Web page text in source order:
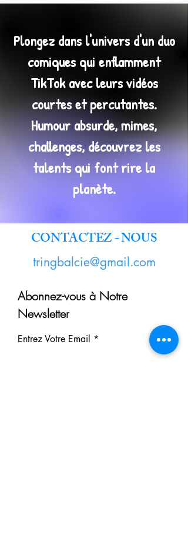
Plongez dans l'univers d'un duo
comiques qui enflamment
TikTok avec leurs vidéos
courtes et percutantes.
Humour absurde, mimes,
challenges, découvrez les
talents qui font rire la
planète.
CONTACTEZ - NOUS
tringbalcie@gmail.com
Abonnez-vous à Notre
Newsletter
Entrez Votre Email